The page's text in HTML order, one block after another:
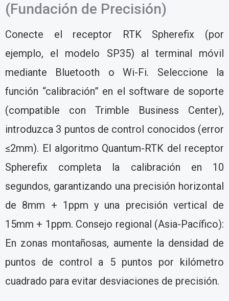
(Fundación de Precisión)
Conecte el receptor RTK Spherefix (por
ejemplo, el modelo SP35) al terminal móvil
mediante Bluetooth o Wi-Fi. Seleccione la
función “calibración” en el software de soporte
(compatible con Trimble Business Center),
introduzca 3 puntos de control conocidos (error
≤2mm). El algoritmo Quantum-RTK del receptor
Spherefix completa la calibración en 10
segundos, garantizando una precisión horizontal
de 8mm + 1ppm y una precisión vertical de
15mm + 1ppm. Consejo regional (Asia-Pacífico):
En zonas montañosas, aumente la densidad de
puntos de control a 5 puntos por kilómetro
cuadrado para evitar desviaciones de precisión.